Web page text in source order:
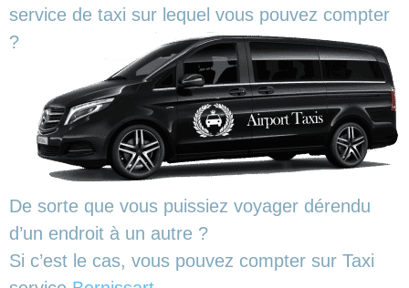
service de taxi sur lequel vous pouvez compter
?
De sorte que vous puissiez voyager dérendu
d’un endroit à un autre ?
Si c’est le cas, vous pouvez compter sur Taxi